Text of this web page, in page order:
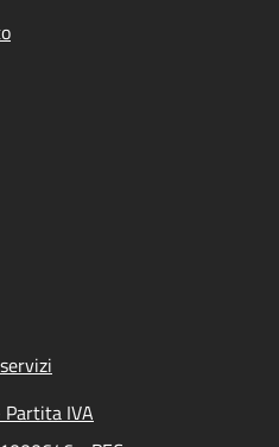
Partita IVA